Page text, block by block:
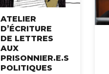
ATELIER
D’ÉCRITURE
DE LETTRES
AUX
PRISONNIER.E.S
POLITIQUES